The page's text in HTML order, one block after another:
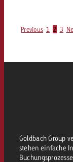
Previous 1 2 3
Goldbach Group
stehen einfache